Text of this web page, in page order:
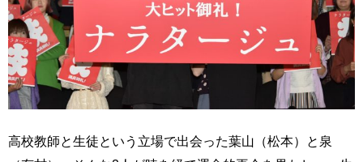
高校教師と生徒という立場で出会った葉山（松本）と泉